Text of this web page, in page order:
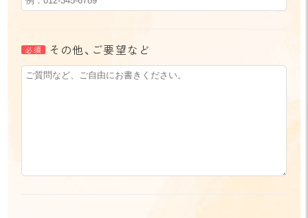
その他、ご要望など